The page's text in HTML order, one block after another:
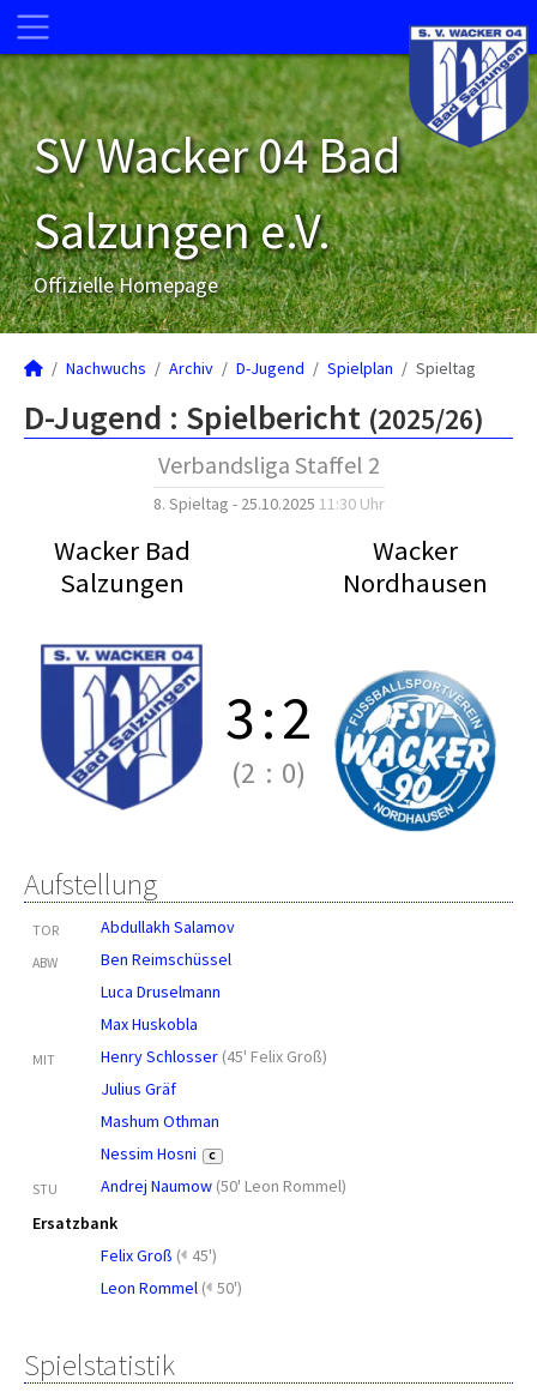
SV Wacker 04 Bad
Salzungen e.V.
Offizielle Homepage
Nachwuchs Archiv D-Jugend Spielplan Spieltag
D-Jugend : Spielbericht (2025/26)
Verbandsliga Staffel 2
8. Spieltag - 25.10.2025 11:30 Uhr
Wacker Bad
Salzungen
Wacker
Nordhausen
3:2
(2 : 0)
Aufstellung
TOR Abdullakh Salamov
ABW
Ben Reimschüssel
Luca Druselmann
Max Huskobla
MIT Henry Schlosser (45' Felix Groß)
Julius Gräf
Mashum Othman
Nessim Hosni
C
STU Andrej Naumow (50' Leon Rommel)
Ersatzbank
Felix Groß ( 45')
Leon Rommel ( 50')
Spielstatistik